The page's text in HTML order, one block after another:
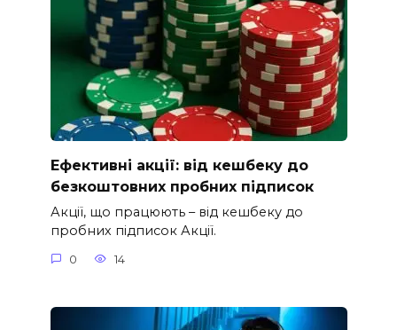
Ефективні акції: від кешбеку до
безкоштовних пробних підписок
Акції, що працюють – від кешбеку до
пробних підписок Акції.
0 14